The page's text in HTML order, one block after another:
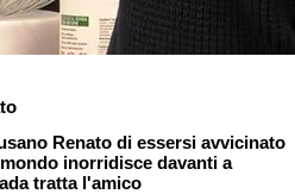
Renato di essersi avvicinato
inorridisce davanti a
tratta l'amico